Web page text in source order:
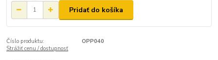
Pridať do košíka
Číslo produktu:
OPP040
Strážiť cenu / dostupnosť